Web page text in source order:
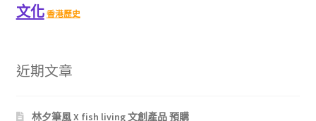
文化 香港歷史
近期文章
林夕筆風 X fish living 文創產品 預購